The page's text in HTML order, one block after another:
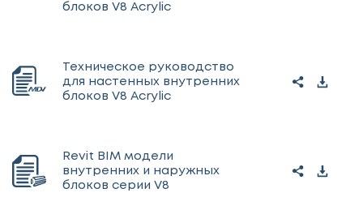
блоков V8 Acrylic
Техническое руководство
для настенных внутренних
блоков V8 Acrylic
Revit BIM модели
внутренних и наружных
блоков серии V8